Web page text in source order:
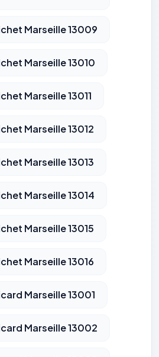
Marseille 13009
Marseille 13010
Marseille 13011
Marseille 13012
Marseille 13013
Marseille 13014
Marseille 13015
Marseille 13016
Marseille 13001
Marseille 13002